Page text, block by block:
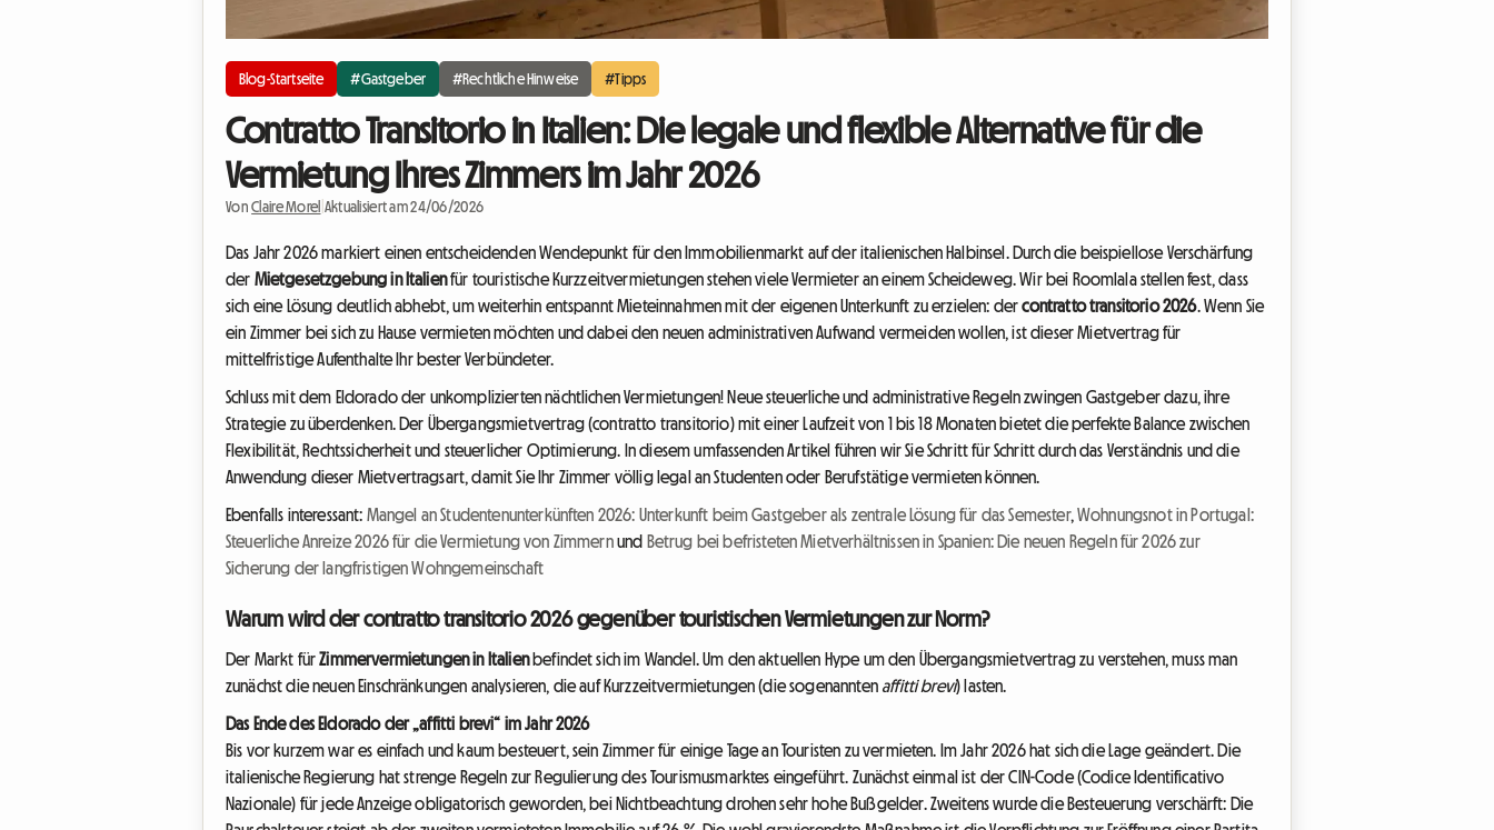
Blog-Startseite #Gastgeber #Rechtliche Hinweise #Tipps
Contratto Transitorio in Italien: Die legale und flexible Alternative für die
Vermietung Ihres Zimmers im Jahr 2026
VonClaire Morel Aktualisiert am 24/06/2026
Das Jahr 2026 markiert einen entscheidenden Wendepunkt für den Immobilienmarkt auf der italienischen Halbinsel. Durch die beispiellose Verschärfung
der Mietgesetzgebung in Italienfür touristische Kurzzeitvermietungen stehen viele Vermieter an einem Scheideweg. Wir bei Roomlala stellen fest, dass
sich eine Lösung deutlich abhebt, um weiterhin entspannt Mieteinnahmen mit der eigenen Unterkunft zu erzielen: dercontratto transitorio 2026. Wenn Sie
ein Zimmer bei sich zu Hause vermieten möchten und dabei den neuen administrativen Aufwand vermeiden wollen, ist dieser Mietvertrag für
mittelfristige Aufenthalte Ihr bester Verbündeter.
Schluss mit dem Eldorado der unkomplizierten nächtlichen Vermietungen! Neue steuerliche und administrative Regeln zwingen Gastgeber dazu, ihre
Strategie zu überdenken. Der Übergangsmietvertrag (contratto transitorio) mit einer Laufzeit von 1 bis 18 Monaten bietet die perfekte Balance zwischen
Flexibilität, Rechtssicherheit und steuerlicher Optimierung. In diesem umfassenden Artikel führen wir Sie Schritt für Schritt durch das Verständnis und die
Anwendung dieser Mietvertragsart, damit Sie Ihr Zimmer völlig legal an Studenten oder Berufstätige vermieten können.
Ebenfalls interessant: Mangel an Studentenunterkünften 2026: Unterkunft beim Gastgeber als zentrale Lösung für das Semester,Wohnungsnot in Portugal:
Steuerliche Anreize 2026 für die Vermietung von Zimmernund Betrug bei befristeten Mietverhältnissen in Spanien: Die neuen Regeln für 2026 zur
Sicherung der langfristigen Wohngemeinschaft
Warum wird der contratto transitorio 2026 gegenüber touristischen Vermietungen zur Norm?
Der Markt fürZimmervermietungen in Italienbefindet sich im Wandel. Um den aktuellen Hype um den Übergangsmietvertrag zu verstehen, muss man
zunächst die neuen Einschränkungen analysieren, die auf Kurzzeitvermietungen (die sogenannten affitti brevi) lasten.
Das Ende des Eldorado der „affitti brevi“ im Jahr 2026
Bis vor kurzem war es einfach und kaum besteuert, sein Zimmer für einige Tage an Touristen zu vermieten. Im Jahr 2026 hat sich die Lage geändert. Die
italienische Regierung hat strenge Regeln zur Regulierung des Tourismusmarktes eingeführt. Zunächst einmal ist der CIN-Code (Codice Identificativo
Nazionale) für jede Anzeige obligatorisch geworden, bei Nichtbeachtung drohen sehr hohe Bußgelder. Zweitens wurde die Besteuerung verschärft: Die